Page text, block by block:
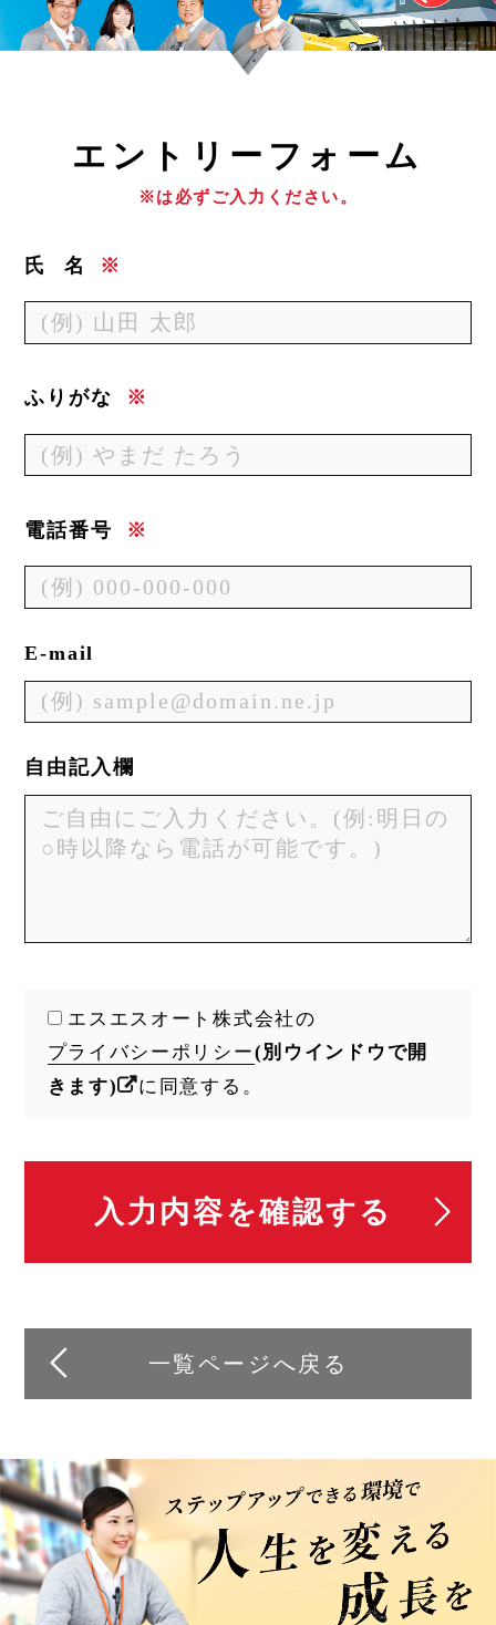
エ ントリーフォーム
※は必ずご入力ください。
氏名 ※
ふりがな ※
電話番号 ※
E-mail
自由記入欄
エスエスオート株式会社の
プライバシーポリシー(別ウインドウで開
きます)
に同意する。
一覧ページへ戻る